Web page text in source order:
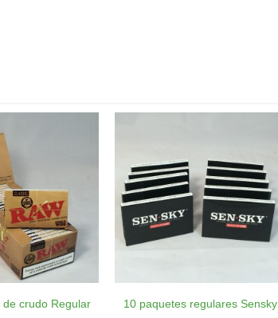
de crudo Regular 10 paquetes regulares Sensky